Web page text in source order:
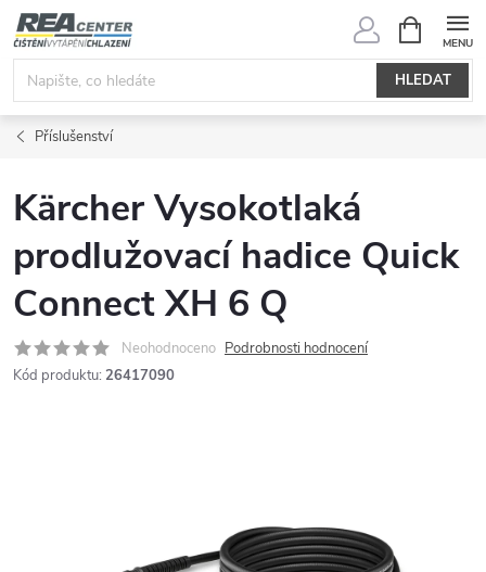
Přejít
na
obsah
HLEDAT
NÁKUPNÍ
KOŠÍK
Příslušenství
Kärcher Vysokotlaká
prodlužovací hadice Quick
Connect XH 6 Q
Neohodnoceno Podrobnosti hodnocení
Kód produktu: 26417090